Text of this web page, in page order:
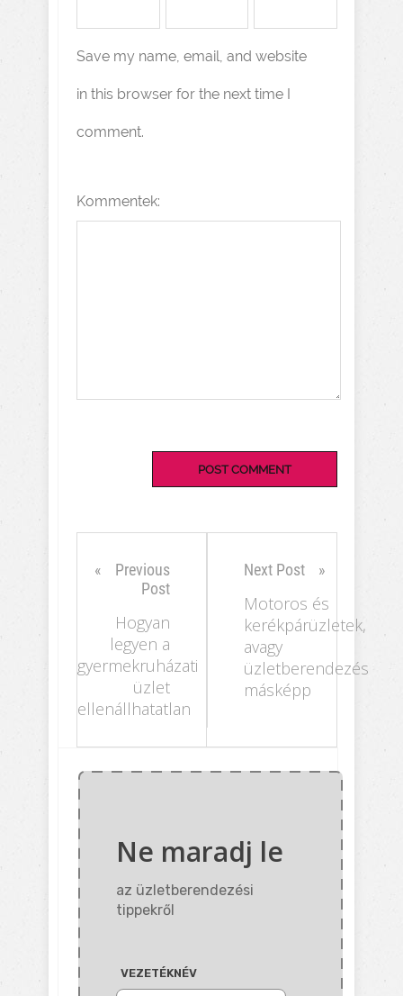
Save my name, email, and website
in this browser for the next time I
comment.
Kommentek:
Previous
Post
Hogyan
legyen a
gyermekruházati
üzlet
ellenállhatatlan
Next Post
Motoros és
kerékpárüzletek,
avagy
üzletberendezés
másképp
Ne maradj le
az üzletberendezési
tippekről
VEZETÉKNÉV